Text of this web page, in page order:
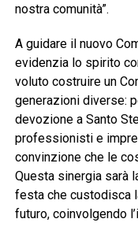
nostra comunità”.
A guidare il nuovo
evidenzia lo spirito
voluto costruire un
generazioni diverse:
devozione a Santo
professionisti e
convinzione che le
Questa sinergia sarà
festa che custodisca
futuro, coinvolgendo